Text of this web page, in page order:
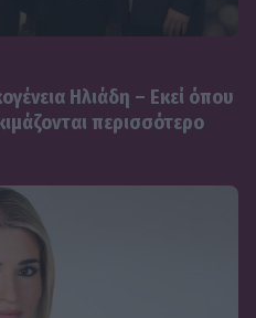
Ηλιάδη – Εκεί όπου
περισσότερο